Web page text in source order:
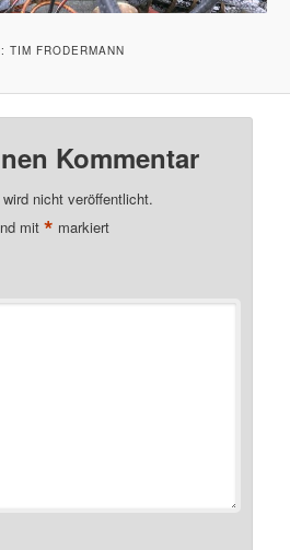
TIM FRODERMANN
Kommentar
nicht veröffentlicht.
mit* markiert